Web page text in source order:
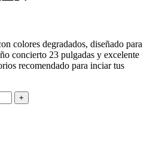
colores degradados, diseñado para
concierto 23 pulgadas y excelente
recomendado para inciar tus